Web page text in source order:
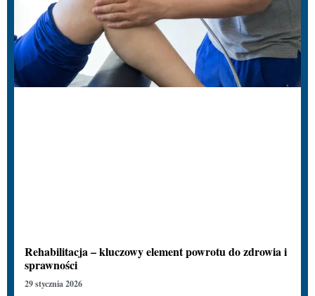
Rehabilitacja – kluczowy element powrotu do zdrowia i
sprawności
29 stycznia 2026